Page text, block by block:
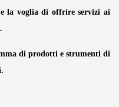
la voglia di offrire servizi ai
di prodotti e strumenti di